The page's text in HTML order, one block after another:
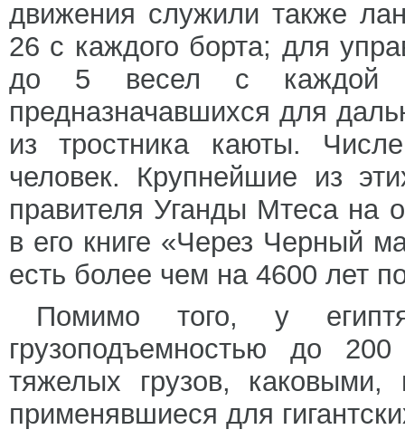
движения служили также
26 с каждого борта; для
до 5 весел с каждой
предназначавшихся для
из тростника каюты.
человек. Крупнейшие из
правителя Уганды Мтеса на
в его книге «Через Черный
есть более чем на 4600 лет
Помимо того, у
грузоподъемностью до
тяжелых грузов,
применявшиеся для